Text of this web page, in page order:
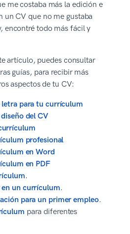
me costaba más la edición e
un CV que no me gustaba
encontré todo más fácil y
artículo, puedes consultar
guías, para recibir más
aspectos de tu CV:
letra para tu currículum
del CV
profesional
en Word
en PDF
.
en un currículum.
para un primer empleo.
para diferentes